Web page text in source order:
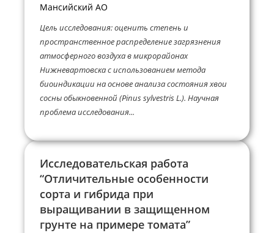
Мансийский АО
Цель исследования: оценить степень и
пространственное распределение загрязнения
атмосферного воздуха в микрорайонах
Нижневартовска с использованием метода
биоиндикации на основе анализа состояния хвои
сосны обыкновенной (Pinus sylvestris L.). Научная
проблема исследования...
Исследовательская работа
“Отличительные особенности
сорта и гибрида при
выращивании в защищенном
грунте на примере томата”